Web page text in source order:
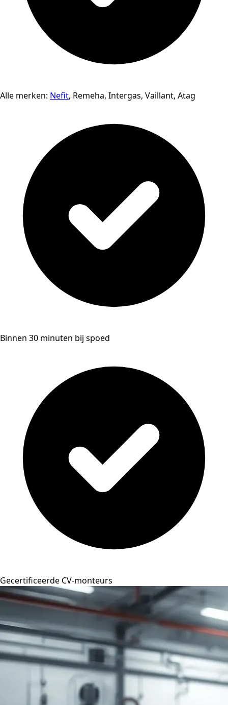
Alle merken: Nefit, Remeha, Intergas, Vaillant, Atag
Binnen 30 minuten bij spoed
Gecertificeerde CV-monteurs